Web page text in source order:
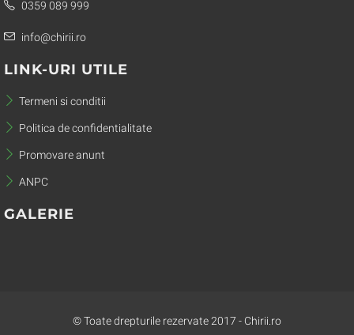
0359 089 999
info@chirii.ro
LINK-URI UTILE
Termeni si conditii
Politica de confidentialitate
Promovare anunt
ANPC
GALERIE
© Toate drepturile rezervate 2017 - Chirii.ro